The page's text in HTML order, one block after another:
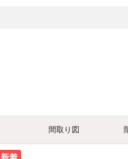
間取り図